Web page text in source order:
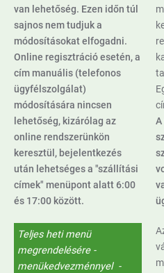
van lehetőség. Ezen időn túl
sajnos nem tudjuk a
módosításokat elfogadni.
Online regisztráció esetén, a
cím manuális (telefonos
ügyfélszolgálat)
módosítására nincsen
lehetőség, kizárólag az
online rendszerünkön
keresztül, bejelentkezés
után lehetséges a "szállítási
címek" menüpont alatt 6:00
és 17:00 között.
Teljes heti menü
megrendelésére -
menükedvezménnyel -